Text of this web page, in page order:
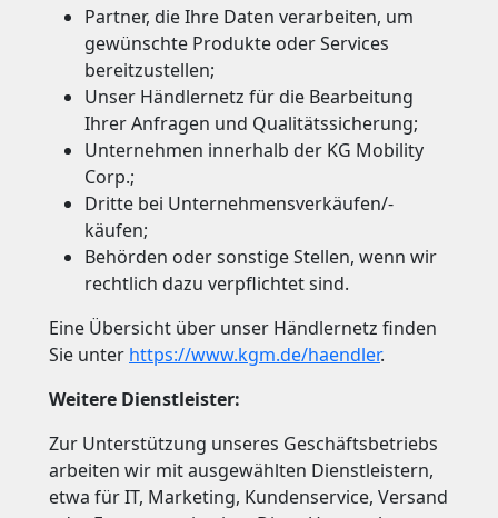
Partner, die Ihre Daten verarbeiten, um
gewünschte Produkte oder Services
bereitzustellen;
Unser Händlernetz für die Bearbeitung
Ihrer Anfragen und Qualitätssicherung;
Unternehmen innerhalb der KG Mobility
Corp.;
Dritte bei Unternehmensverkäufen/-
käufen;
Behörden oder sonstige Stellen, wenn wir
rechtlich dazu verpflichtet sind.
Eine Übersicht über unser Händlernetz finden
Sie unter https://www.kgm.de/haendler.
Weitere Dienstleister:
Zur Unterstützung unseres Geschäftsbetriebs
arbeiten wir mit ausgewählten Dienstleistern,
etwa für IT, Marketing, Kundenservice, Versand